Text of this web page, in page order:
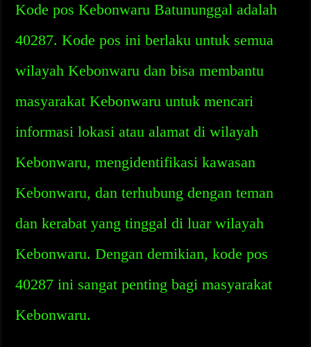
Kode pos Kebonwaru Batununggal adalah
40287. Kode pos ini berlaku untuk semua
wilayah Kebonwaru dan bisa membantu
masyarakat Kebonwaru untuk mencari
informasi lokasi atau alamat di wilayah
Kebonwaru, mengidentifikasi kawasan
Kebonwaru, dan terhubung dengan teman
dan kerabat yang tinggal di luar wilayah
Kebonwaru. Dengan demikian, kode pos
40287 ini sangat penting bagi masyarakat
Kebonwaru.